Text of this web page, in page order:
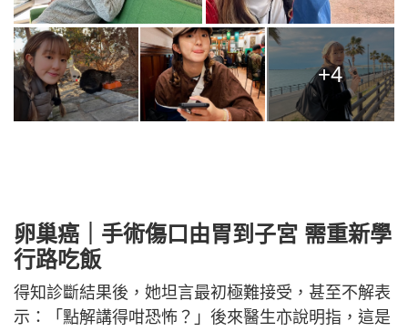
+4
卵巢癌｜手術傷口由胃到子宮 需重新學
行路吃飯
得知診斷結果後，她坦言最初極難接受，甚至不解表
示：「點解講得咁恐怖？」後來醫生亦說明指，這是